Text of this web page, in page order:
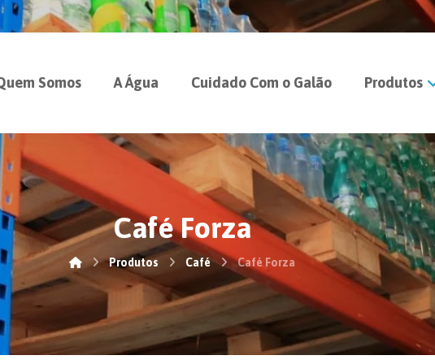
Somos A Água Cuidado Com o Galão Produtos
Café Forza
Produtos Café Café Forza